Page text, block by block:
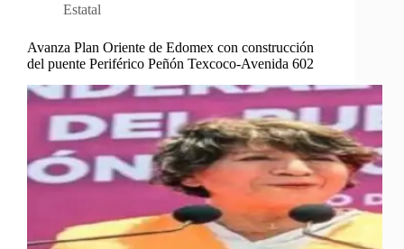
Estatal
Avanza Plan Oriente de Edomex con construcción
del puente Periférico Peñón Texcoco-Avenida 602